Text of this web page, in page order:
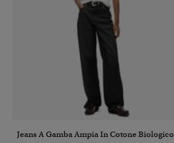
Jeans A Gamba Ampia In Cotone Biologico